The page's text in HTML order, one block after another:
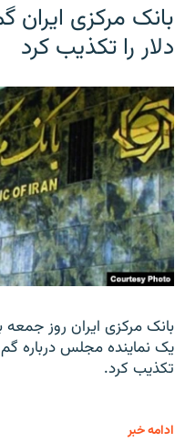
دلار را تکذیب کرد
بانک مرکزی ایران روز جمعه
تکذیب کرد.
ادامه خبر